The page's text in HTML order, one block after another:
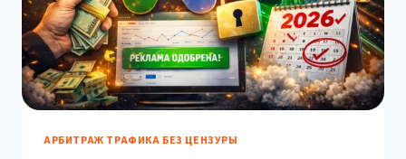
АРБИТРАЖ ТРАФИКА БЕЗ ЦЕНЗУРЫ